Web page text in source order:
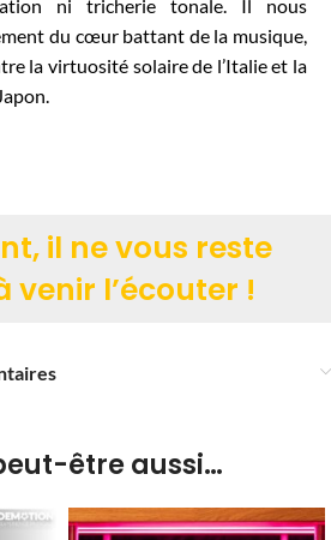
ni tricherie tonale. Il nous
du cœur battant de la musique,
la virtuosité solaire de l’Italie et la
il ne vous reste
venir l’écouter !
être aussi…